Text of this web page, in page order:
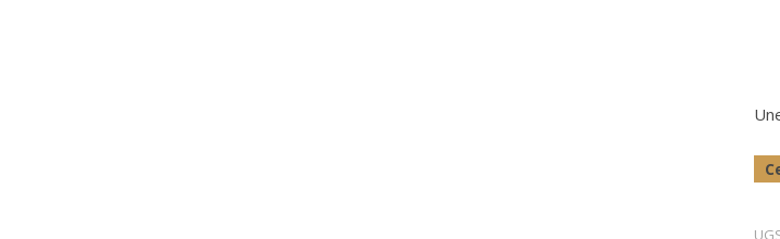
Le concept store de créations &